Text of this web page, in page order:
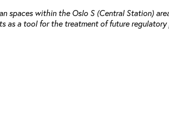
spaces within the Oslo S (Central Station)
as a tool for the treatment of future